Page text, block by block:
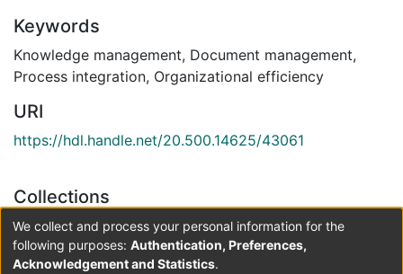
Keywords
Knowledge management, Document management,
Process integration, Organizational efficiency
URI
https://hdl.handle.net/20.500.14625/43061
Collections
Maestría en Gestión de la Información Documental
Full item page
We collect and process your personal information for the
following purposes: Authentication, Preferences,
Acknowledgement and Statistics.